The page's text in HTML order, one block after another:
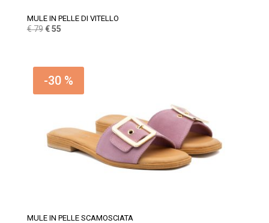
MULE IN PELLE DI VITELLO
€79 Il
era:
€ 79.
€55Il
è:
€ 55.
-30 %
MULE IN PELLE SCAMOSCIATA